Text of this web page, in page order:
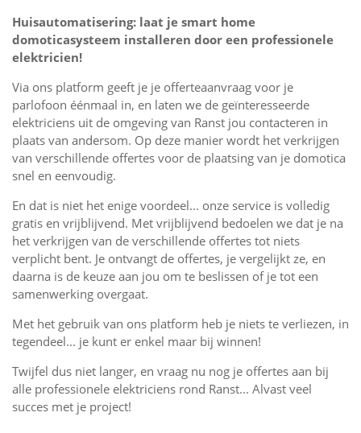
Huisautomatisering: laat je smart home
domoticasysteem installeren door een professionele
elektricien!
Via ons platform geeft je je offerteaanvraag voor je
parlofoon éénmaal in, en laten we de geïnteresseerde
elektriciens uit de omgeving van Ranst jou contacteren in
plaats van andersom. Op deze manier wordt het verkrijgen
van verschillende offertes voor de plaatsing van je domotica
snel en eenvoudig.
En dat is niet het enige voordeel... onze service is volledig
gratis en vrijblijvend. Met vrijblijvend bedoelen we dat je na
het verkrijgen van de verschillende offertes tot niets
verplicht bent. Je ontvangt de offertes, je vergelijkt ze, en
daarna is de keuze aan jou om te beslissen of je tot een
samenwerking overgaat.
Met het gebruik van ons platform heb je niets te verliezen, in
tegendeel... je kunt er enkel maar bij winnen!
Twijfel dus niet langer, en vraag nu nog je offertes aan bij
alle professionele elektriciens rond Ranst... Alvast veel
succes met je project!